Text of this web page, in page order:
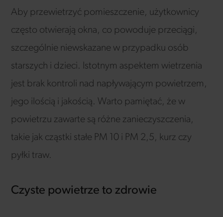
Aby przewietrzyć pomieszczenie, użytkownicy
często otwierają okna, co powoduje przeciągi,
szczególnie niewskazane w przypadku osób
starszych i dzieci. Istotnym aspektem wietrzenia
jest brak kontroli nad napływającym powietrzem,
jego ilością i jakością. Warto pamiętać, że w
powietrzu zawarte są różne zanieczyszczenia,
takie jak cząstki stałe PM 10 i PM 2,5, kurz czy
pyłki traw.
Czyste powietrze to zdrowie